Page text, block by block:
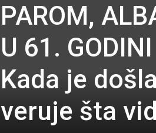
PAROM,
U 61.
Kada je
veruje šta